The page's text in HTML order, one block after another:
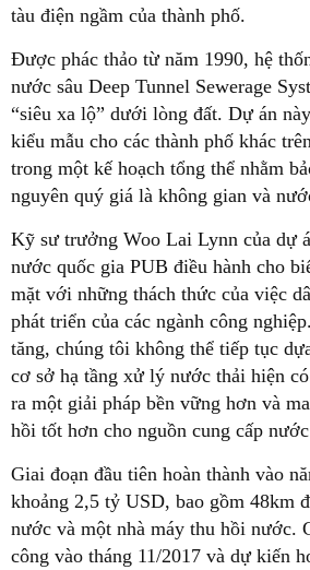
tàu điện ngầm của thành phố.
Được phác thảo từ năm 1990, hệ
nước sâu Deep Tunnel Sewerage
“siêu xa lộ” dưới lòng đất. Dự án
kiểu mẫu cho các thành phố khác
trong một kế hoạch tổng thể nhằm
nguyên quý giá là không gian và
Kỹ sư trưởng Woo Lai Lynn của dự
nước quốc gia PUB điều hành cho
mặt với những thách thức của việc
phát triển của các ngành công
tăng, chúng tôi không thể tiếp tục
cơ sở hạ tầng xử lý nước thải hiện
ra một giải pháp bền vững hơn và
hồi tốt hơn cho nguồn cung cấp
Giai đoạn đầu tiên hoàn thành vào
khoảng 2,5 tỷ USD, bao gồm 48km
nước và một nhà máy thu hồi nước.
công vào tháng 11/2017 và dự kiến